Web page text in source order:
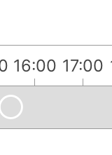
16:00 17:00